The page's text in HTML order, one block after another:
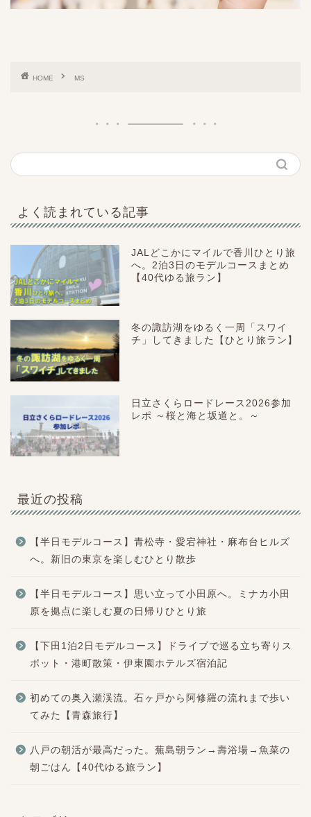
HOME MS
よく読まれている記事
JALどこかにマイルで香川ひとり旅
へ。2泊3日のモデルコースまとめ
【40代ゆる旅ラン】
冬の諏訪湖をゆるく一周「スワイ
チ」してきました【ひとり旅ラン】
日立さくらロードレース2026参加
レポ ～桜と海と坂道と。～
最近の投稿
【半日モデルコース】青松寺・愛宕神社・麻布台ヒルズ
へ。新旧の東京を楽しむひとり散歩
【半日モデルコース】思い立って小田原へ。ミナカ小田
原を拠点に楽しむ夏の日帰りひとり旅
【下田1泊2日モデルコース】ドライブで巡る立ち寄りス
ポット・港町散策・伊東園ホテルズ宿泊記
初めての奥入瀬渓流。石ヶ戸から阿修羅の流れまで歩い
てみた【青森旅行】
八戸の朝活が最高だった。蕪島朝ラン→壽浴場→魚菜の
朝ごはん【40代ゆる旅ラン】